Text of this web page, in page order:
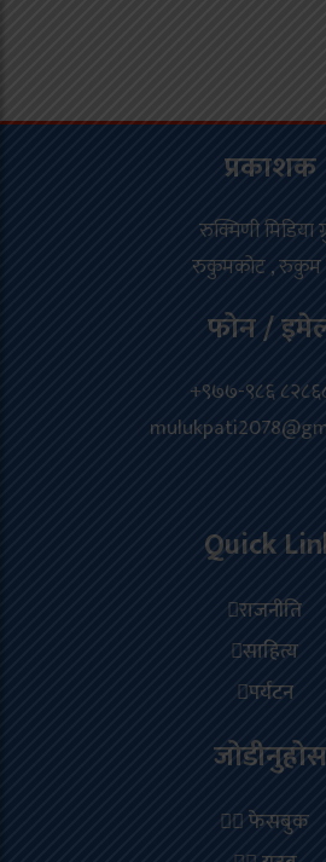
प्रकाशक
रुक्मिणी मिडिया
रुकुमकोट , रुकुम
फोन /
+९७७-९८६
Quick
राजनीति
साहित्य
पर्यटन
जोडीनुहोस
फेसबुक